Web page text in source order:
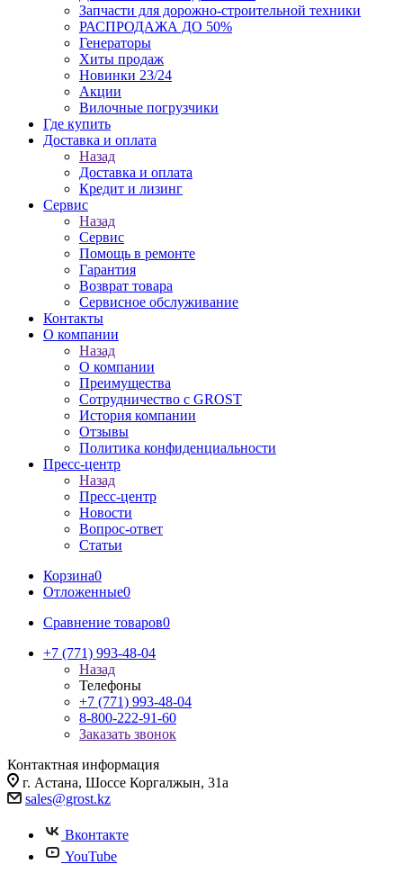
Запчасти для дорожно-строительной техники
РАСПРОДАЖА ДО 50%
Генераторы
Хиты продаж
Новинки 23/24
Акции
Вилочные погрузчики
Где купить
Доставка и оплата
Назад
Доставка и оплата
Кредит и лизинг
Сервис
Назад
Сервис
Помощь в ремонте
Гарантия
Возврат товара
Сервисное обслуживание
Контакты
О компании
Назад
О компании
Преимущества
Сотрудничество с GROST
История компании
Отзывы
Политика конфиденциальности
Пресс-центр
Назад
Пресс-центр
Новости
Вопрос-ответ
Статьи
Корзина0
Отложенные0
Сравнение товаров0
+7 (771) 993-48-04
Назад
Телефоны
+7 (771) 993-48-04
8-800-222-91-60
Заказать звонок
Контактная информация
г. Астана, Шоссе Коргалжын, 31а
sales@grost.kz
Вконтакте
YouTube